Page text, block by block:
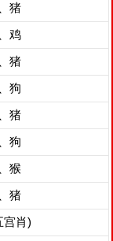
猪
鸡
猪
狗
猪
狗
猴
猪
宫肖)